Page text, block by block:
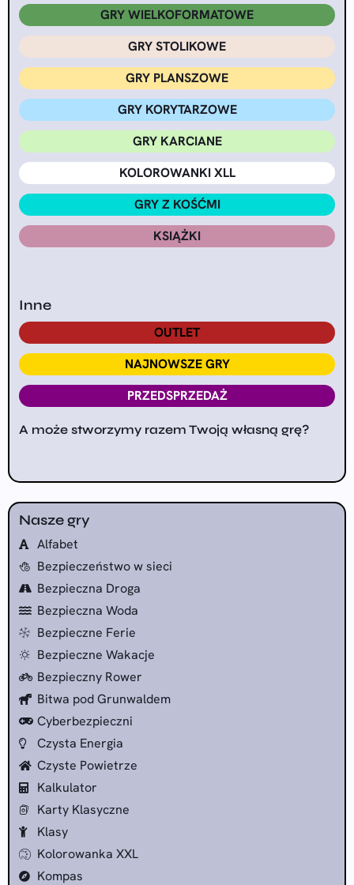
GRY WIELKOFORMATOWE
GRY STOLIKOWE
GRY PLANSZOWE
GRY KORYTARZOWE
GRY KARCIANE
KOLOROWANKI XLL
GRY Z KOŚĆMI
KSIĄŻKI
Inne
OUTLET
NAJNOWSZE GRY
PRZEDSPRZEDAŻ
A może stworzymy razem Twoją własną grę?
Nasze gry
Alfabet
Bezpieczeństwo w sieci
Bezpieczna Droga
Bezpieczna Woda
Bezpieczne Ferie
Bezpieczne Wakacje
Bezpieczny Rower
Bitwa pod Grunwaldem
Cyberbezpieczni
Czysta Energia
Czyste Powietrze
Kalkulator
Karty Klasyczne
Klasy
Kolorowanka XXL
Kompas